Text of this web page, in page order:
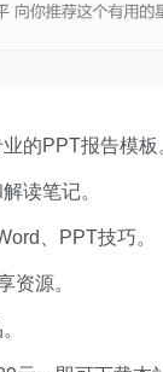
的PPT报告模板
读笔记。
、PPT技巧。
资源。